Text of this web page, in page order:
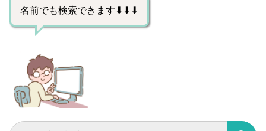
名前でも検索できます⬇⬇⬇